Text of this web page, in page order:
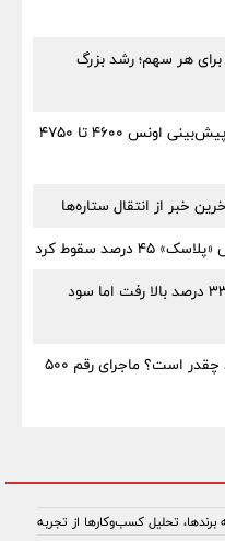
اخابر فقط ۱۰ ریال برای هر سهم؛ رشد بزرگ
قیمت طلا دوباره منفجر می‌شود؟ | پیش‌بینی اونس ۴۶۰۰ تا ۴۷۵۰
خبر از انتقال ستاره‌ها
سقوط کرد
معمای «ولیز»؛ درآمد لیزینگ ایران ۳۳ درصد بالا رفت اما سود
هدیه روز خبرنگار ۱۴۰۵ وزارت ارشاد چقدر است؟ ماجرای رقم ۵۰۰
تحلیل کسب‌وکارها از تجربه